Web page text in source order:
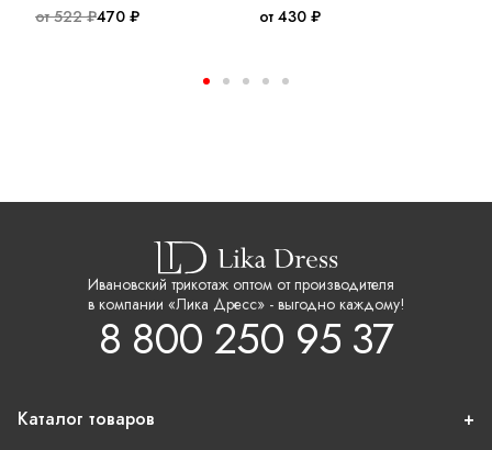
от 522 ₽470 ₽ от 430 ₽
Ивановский трикотаж оптом от производителя
в компании «Лика Дресс» - выгодно каждому!
8 800 250 95 37
Каталог товаров